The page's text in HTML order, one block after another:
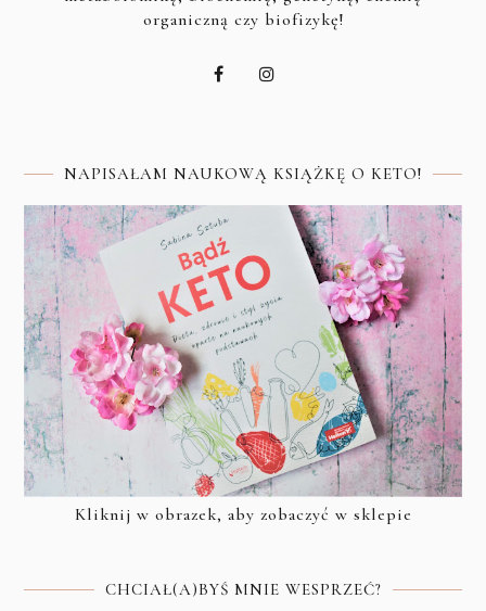
organiczną czy biofizykę!
NAPISAŁAM NAUKOWĄ KSIĄŻKĘ O KETO!
Kliknij w obrazek, aby zobaczyć w sklepie
CHCIAŁ(A)BYŚ MNIE WESPRZEĆ?